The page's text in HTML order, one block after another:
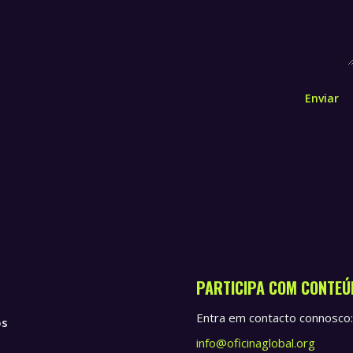
Enviar
PARTICIPA COM
Entra em contacto connosco:
info@oficinaglobal.org